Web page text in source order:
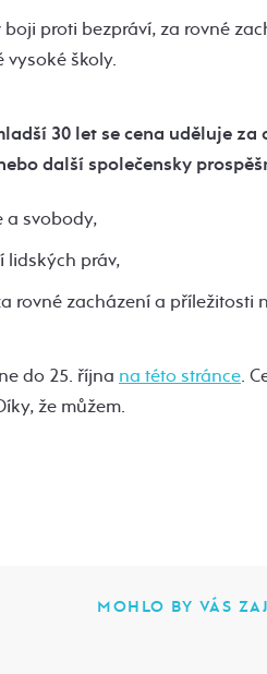
proti bezpráví, za rovné
školy.
30 let se cena uděluje
další společensky
a svobody,
lidských práv,
rovné zacházení a příležitosti
do 25. října na této stránce.
že můžem.
MOHLO BY VÁS